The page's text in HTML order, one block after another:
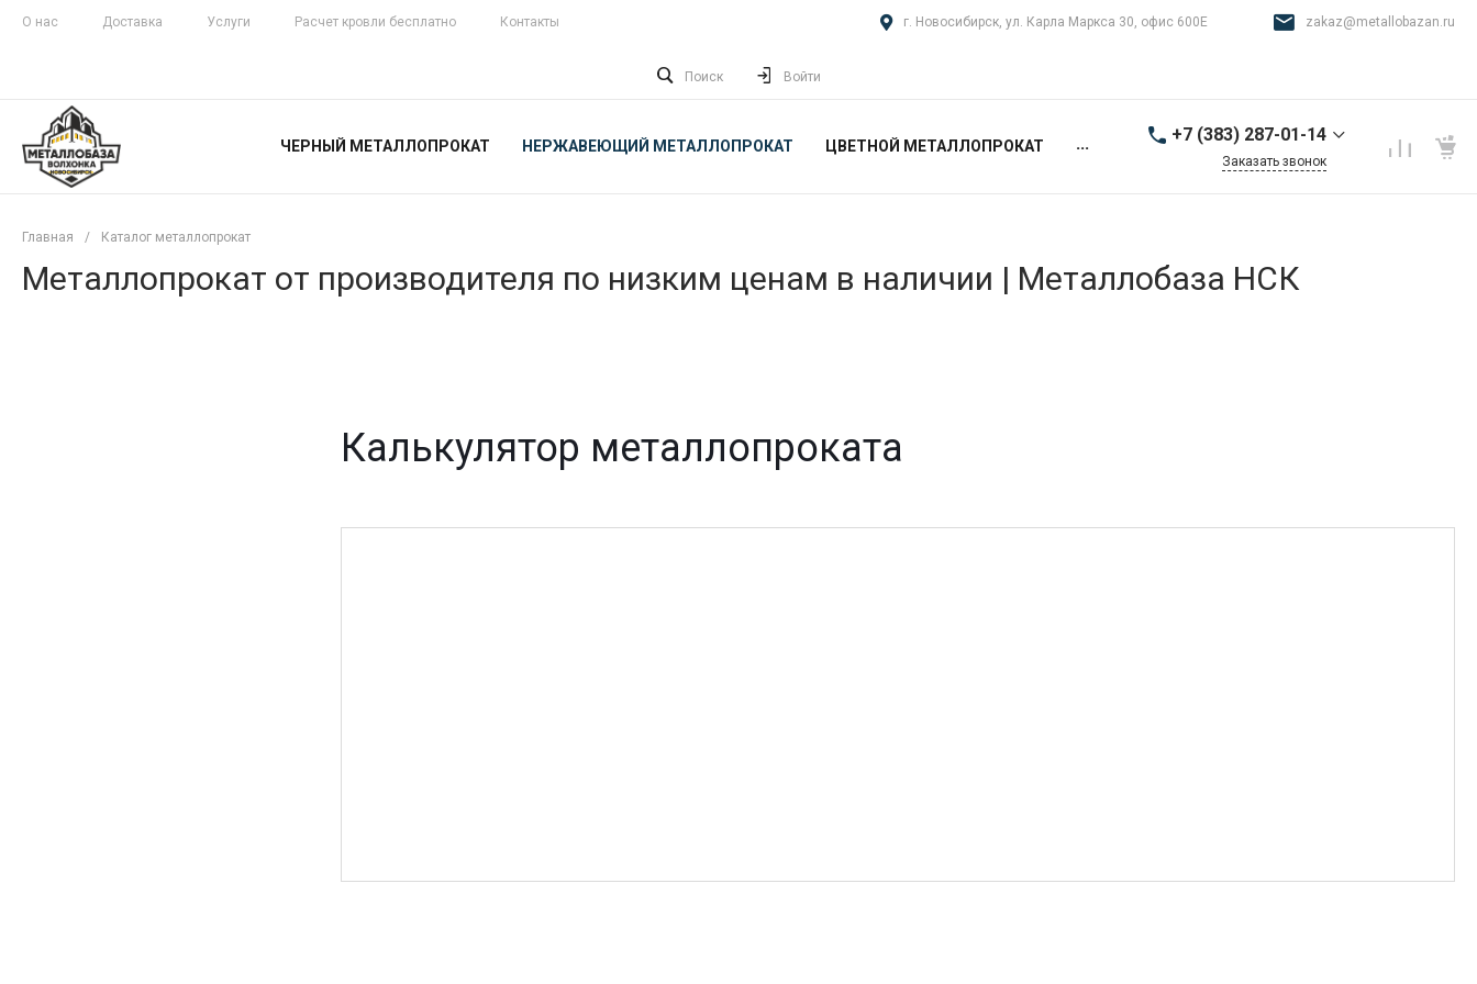
О нас Доставка Услуги Расчет кровли бесплатно Контакты г. Новосибирск, ул. Карла Маркса 30, офис 600Е zakaz@metallobazan.ru
Поиск Войти
ЧЕРНЫЙ МЕТАЛЛОПРОКАТ НЕРЖАВЕЮЩИЙ МЕТАЛЛОПРОКАТ ЦВЕТНОЙ МЕТАЛЛОПРОКАТ ... +7 (383) 287-01-14
9:00-18:00 пн-пт
Заказать звонок
Главная / Каталог металлопрокат
Металлопрокат от производителя по низким ценам в наличии | Металлобаза НСК
Калькулятор металлопроката